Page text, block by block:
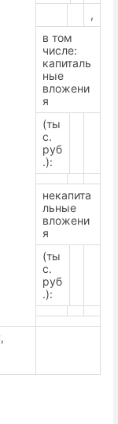
,
в том
числе:
капиталь
ные
вложени
я
(ты
с.
руб
.):
некапита
льные
вложени
я
(ты
с.
руб
.):